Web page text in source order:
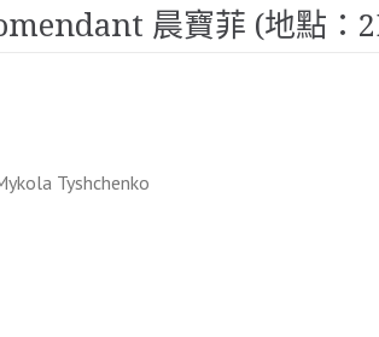
晨寶菲 (地點：
Tyshchenko